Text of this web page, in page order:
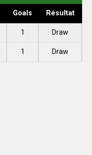
Goals Résultat
1 Draw
1 Draw